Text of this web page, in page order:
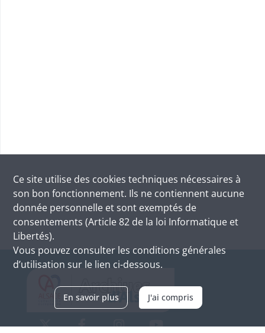
Ce site utilise des cookies techniques nécessaires à
son bon fonctionnement. Ils ne contiennent aucune
donnée personnelle et sont exemptés de
consentements (Article 82 de la loi Informatique et
Libertés).
Vous pouvez consulter les conditions générales
d’utilisation sur le lien ci-dessous.
En savoir plus J'ai compris